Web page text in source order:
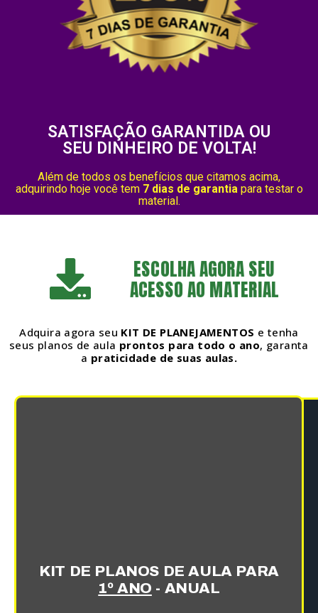
SATISFAÇÃO GARANTIDA OU
SEU DINHEIRO DE VOLTA!
Além de todos os benefícios que citamos acima,
adquirindo hoje você tem7 dias de garantia para testar o
material.
ESCOLHA AGORA SEU
ACESSO AO MATERIAL
Adquira agora seu KIT DE PLANEJAMENTOS e tenha
seus planos de aula prontos para todo o ano, garanta
a praticidade de suas aulas.
KIT DE PLANOS DE AULA PARA
1º ANO - ANUAL